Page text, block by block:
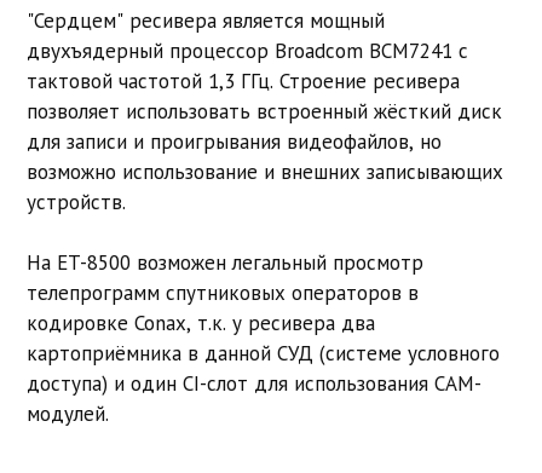
"Сердцем" ресивера является мощный
двухъядерный процессор Broadcom BCM7241 с
тактовой частотой 1,3 ГГц. Строение ресивера
позволяет использовать встроенный жёсткий диск
для записи и проигрывания видеофайлов, но
возможно использование и внешних записывающих
устройств.
На ET-8500 возможен легальный просмотр
телепрограмм спутниковых операторов в
кодировке Conax, т.к. у ресивера два
картоприёмника в данной СУД (системе условного
доступа) и один CI-слот для использования CAM-
модулей.